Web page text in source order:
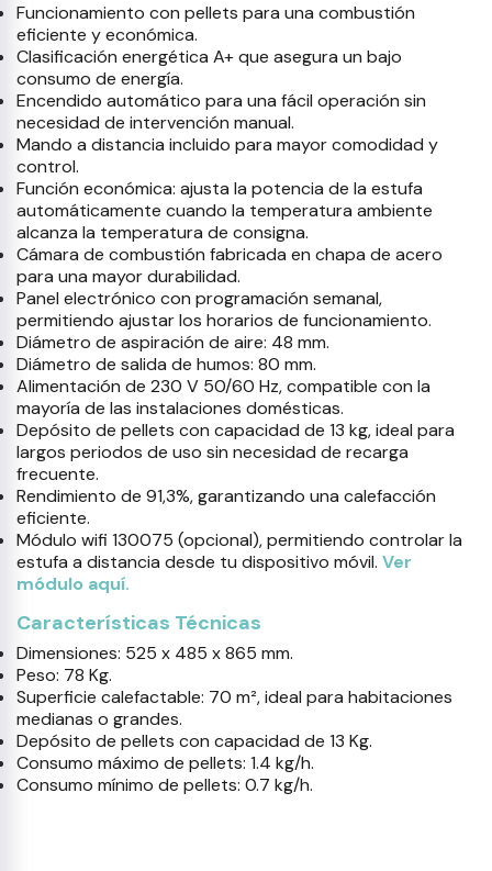
Funcionamiento con pellets para una combustión
eficiente y económica.
Clasificación energética A+ que asegura un bajo
consumo de energía.
Encendido automático para una fácil operación sin
necesidad de intervención manual.
Mando a distancia incluido para mayor comodidad y
control.
Función económica: ajusta la potencia de la estufa
automáticamente cuando la temperatura ambiente
alcanza la temperatura de consigna.
Cámara de combustión fabricada en chapa de acero
para una mayor durabilidad.
Panel electrónico con programación semanal,
permitiendo ajustar los horarios de funcionamiento.
Diámetro de aspiración de aire: 48 mm.
Diámetro de salida de humos: 80 mm.
Alimentación de 230 V 50/60 Hz, compatible con la
mayoría de las instalaciones domésticas.
Depósito de pellets con capacidad de 13 kg, ideal para
largos periodos de uso sin necesidad de recarga
frecuente.
Rendimiento de 91,3%, garantizando una calefacción
eficiente.
Módulo wifi 130075 (opcional), permitiendo controlar la
estufa a distancia desde tu dispositivo móvil. Ver
módulo aquí.
Características Técnicas
Dimensiones: 525 x 485 x 865 mm.
Peso: 78 Kg.
Superficie calefactable: 70 m², ideal para habitaciones
medianas o grandes.
Depósito de pellets con capacidad de 13 Kg.
Consumo máximo de pellets: 1.4 kg/h.
Consumo mínimo de pellets: 0.7 kg/h.